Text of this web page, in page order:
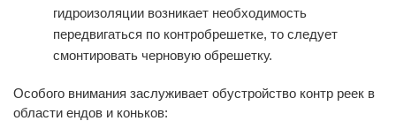
гидроизоляции возникает необходимость
передвигаться по контробрешетке, то следует
смонтировать черновую обрешетку.
Особого внимания заслуживает обустройство контр реек в
области ендов и коньков: